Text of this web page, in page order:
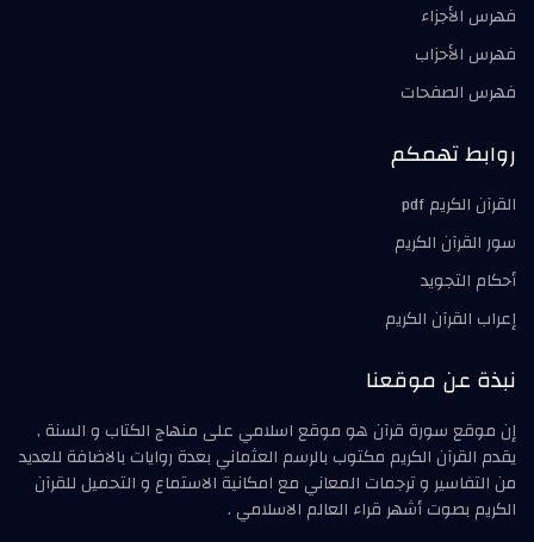
فهرس الأجزاء
فهرس الأحزاب
فهرس الصفحات
روابط تهمكم
القرآن الكريم pdf
سور القرآن الكريم
أحكام التجويد
إعراب القرآن الكريم
نبذة عن موقعنا
إن موقع سورة قرآن هو موقع اسلامي على منهاج الكتاب و السنة ,
يقدم القرآن الكريم مكتوب بالرسم العثماني بعدة روايات بالاضافة للعديد
من التفاسير و ترجمات المعاني مع امكانية الاستماع و التحميل للقرآن
الكريم بصوت أشهر قراء العالم الاسلامي .